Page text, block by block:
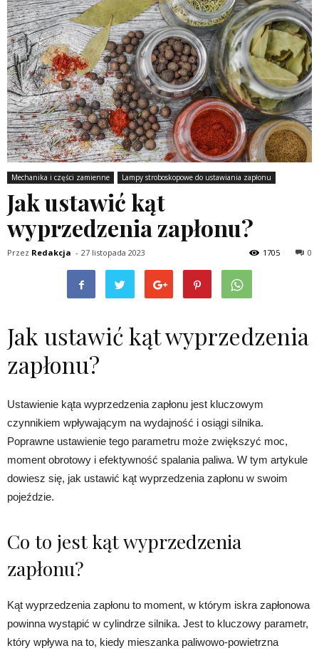
Mechanika i części zamienne Lampy stroboskopowe do ustawiania zapłonu
Jak ustawić kąt
wyprzedzenia zapłonu?
Przez Redakcja - 27 listopada 2023 0
1705
Jak ustawić kąt wyprzedzenia
zapłonu?
Ustawienie kąta wyprzedzenia zapłonu jest kluczowym
czynnikiem wpływającym na wydajność i osiągi silnika.
Poprawne ustawienie tego parametru może zwiększyć moc,
moment obrotowy i efektywność spalania paliwa. W tym artykule
dowiesz się, jak ustawić kąt wyprzedzenia zapłonu w swoim
pojeździe.
Co to jest kąt wyprzedzenia
zapłonu?
Kąt wyprzedzenia zapłonu to moment, w którym iskra zapłonowa
powinna wystąpić w cylindrze silnika. Jest to kluczowy parametr,
który wpływa na to, kiedy mieszanka paliwowo-powietrzna